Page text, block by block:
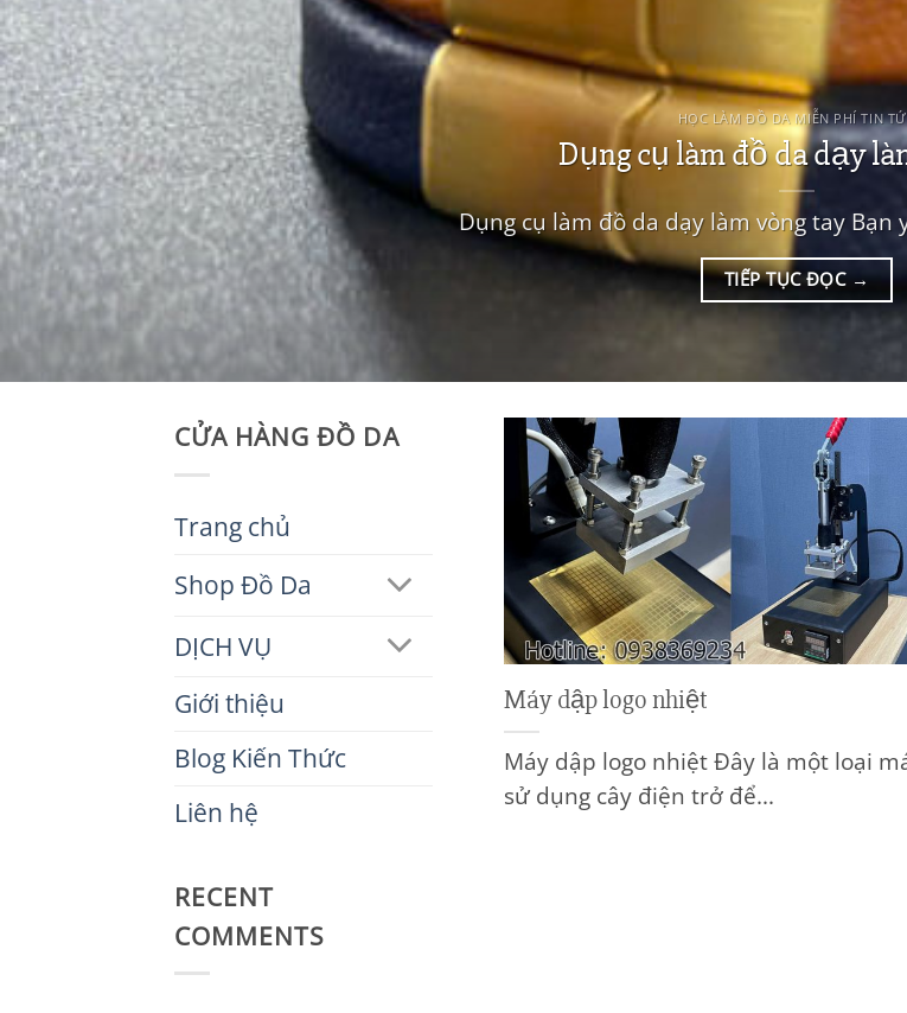
HỌC LÀM ĐỒ DA MIỄN PHÍ TIN
Dụng cụ làm đồ da dạy
Dụng cụ làm đồ da dạy làm vòng tay Bạn
TIẾP TỤC ĐỌC→
CỬA HÀNG ĐỒ DA
Trang chủ
Shop Đồ Da
DỊCH VỤ
Giới thiệu
Blog Kiến Thức
Liên hệ
RECENT
COMMENTS
Máy dập logo nhiệt
Máy dập logo nhiệt Đây là một loại
sử dụng cây điện trở để...